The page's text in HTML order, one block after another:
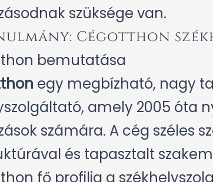
szüksége van.
Cégotthon
bemutatása
egy megbízható, nagy
amely 2005 óta
számára. A cég széles
és tapasztalt
fő profilja a